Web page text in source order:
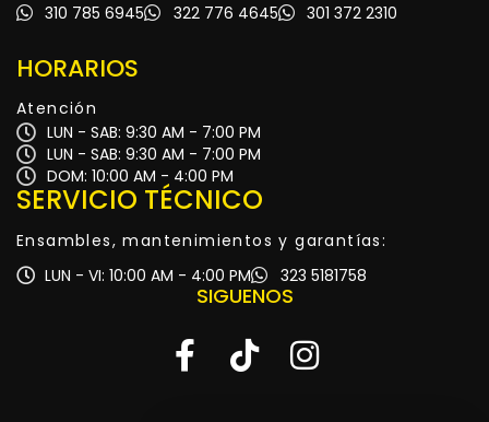
310 785 6945
322 776 4645 301 372 2310
HORARIOS
Atención
LUN - SAB: 9:30 AM - 7:00 PM
LUN - SAB: 9:30 AM - 7:00 PM
DOM: 10:00 AM - 4:00 PM
SERVICIO TÉCNICO
Ensambles, mantenimientos y garantías:
LUN - VI: 10:00 AM - 4:00 PM
323 5181758
SIGUENOS